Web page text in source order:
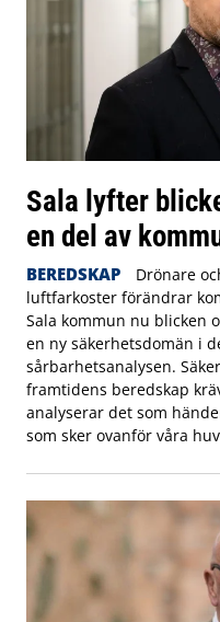
Sala lyfter
en del av
BEREDSKAP
Drönare
luftfarkoster förändrar
Sala kommun nu blicken
en ny säkerhetsdomän i
sårbarhetsanalysen.
framtidens beredskap
analyserar det som
som sker ovanför våra